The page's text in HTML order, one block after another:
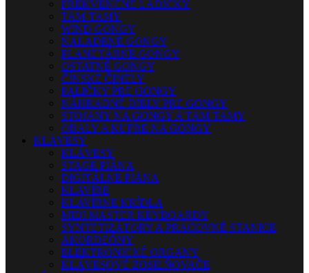
FREKVENČNÉ LADIČKY
TAM-TAMY
WIND GONGY
NALADENÉ GONGY
PLANETÁRNE GONGY
OSTATNÉ GONGY
ČÍNSKE ČINELY
PALIČKY PRE GONGY
NÁHRADNÉ DIELY PRE GONGY
STOJANY NA GONGY A TAM-TAMY
OBALY A KUFRE NA GONGY
KLÁVESY
KLÁVESY
STAGE PIÁNA
DIGITÁLNE PIÁNA
KLAVÍRE
KLAVÍRNE KRÍDLA
MIDI MASTER KEYBOARDY
SYNTETIZÁTORY A PRACOVNÉ STANICE
AKORDEÓNY
ELEKTRONICKÉ ORGANY
KLÁVESOVÉ ZOSILŇOVAČE